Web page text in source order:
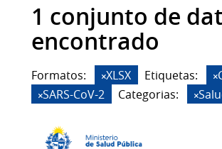
1 conjunto de
encontrado
Formatos: XLSX Etiquetas:
SARS-CoV-2
Categorias: